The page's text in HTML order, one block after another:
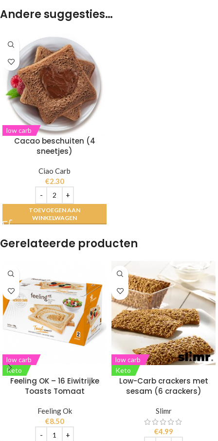
Andere suggesties…
low carb
Cacao beschuiten (4
sneetjes)
Ciao Carb
€2.30
TOEVOEGEN AAN
WINKELWAGEN
Gerelateerde producten
low carb
Keto
Feeling OK – 16 Eiwitrijke
Toasts Tomaat
Feeling Ok
€8.50
low carb
Keto
Low-Carb crackers met
sesam (6 crackers)
Slimr
€4.99